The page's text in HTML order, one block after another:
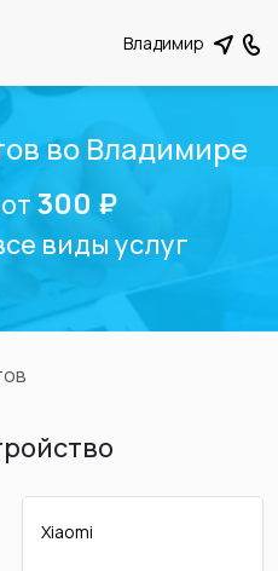
Владимир
во Владимире
300 ₽
виды услуг
Xiaomi